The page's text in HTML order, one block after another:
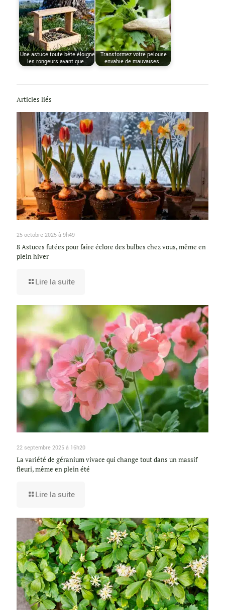
Une astuce toute bête éloigne
les rongeurs avant que…
Transformez votre pelouse
envahie de mauvaises…
Articles liés
25 octobre 2025 à 9h49
8 Astuces futées pour faire éclore des bulbes chez vous, même en
plein hiver
Lire la suite
22 septembre 2025 à 16h20
La variété de géranium vivace qui change tout dans un massif
fleuri, même en plein été
Lire la suite